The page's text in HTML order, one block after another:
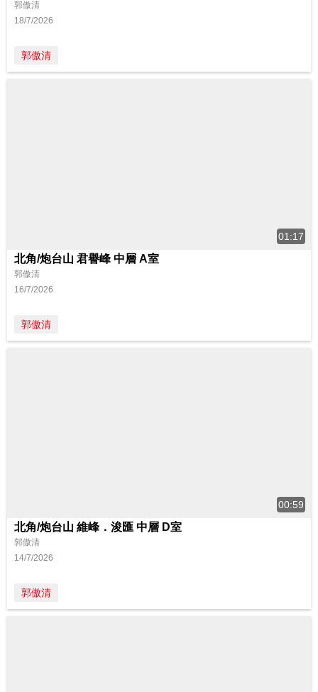
郭傲清
18/7/2026
郭傲清
01:17
北角/炮台山 君譽峰 中層 A室
郭傲清
16/7/2026
郭傲清
00:59
北角/炮台山 維峰．浚匯 中層 D室
郭傲清
14/7/2026
郭傲清